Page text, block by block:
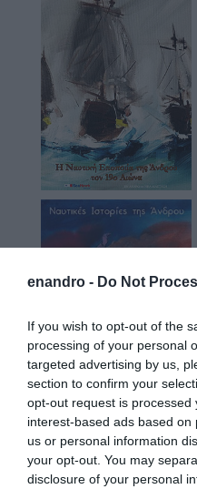
enandro - Do Not
If you wish to opt-out of the
processing of your personal
targeted advertising by us,
section to confirm your
opt-out request is processed
interest-based ads based
us or personal information
your opt-out. You may
disclosure of your personal